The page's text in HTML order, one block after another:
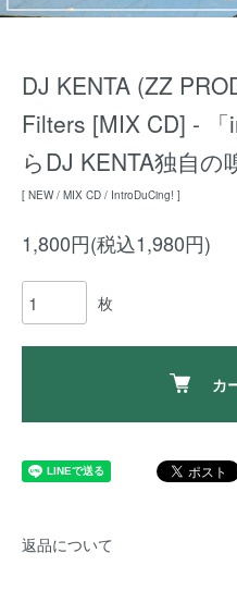
DJ KENTA (ZZ
Filters [MIX CD] -
らDJ KENTA独自の
[ NEW / MIX CD / IntroDuCing! ]
1,800円(税込1,980円)
枚
カ
返品について